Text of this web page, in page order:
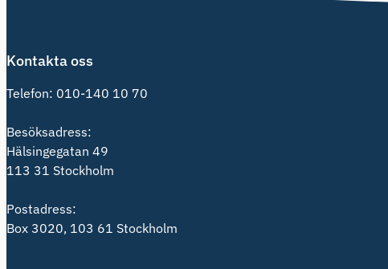
Kontakta oss
Telefon: 010-140 10 70
Besöksadress:
Hälsingegatan 49
113 31 Stockholm
Postadress:
Box 3020, 103 61 Stockholm